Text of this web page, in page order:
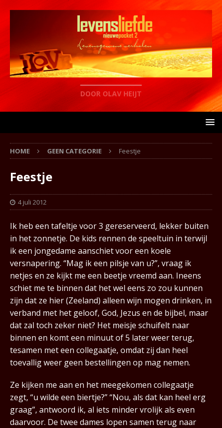
DOOR OLAV HEIJT
HOME GEEN CATEGORIE Feestje
Feestje
4 juli 2012
Ik heb een tafeltje voor 3 gereserveerd, lekker buiten
in het zonnetje. De kids rennen de speeltuin in terwijl
ik een jongedame aanschiet voor een koele
versnapering. “Mag ik een pilsje van u?”, vraag ik
netjes en ze kijkt me een beetje vreemd aan. Ineens
schiet me te binnen dat het wel eens zo zou kunnen
zijn dat ze hier (Zeeland) alleen wijn mogen drinken, in
verband met het geloof, God, Jezus en de bijbel, maar
dat zal toch zeker niet? Het meisje schuifelt naar
binnen en komt een minuut of 5 later weer terug,
tesamen met een collegaatje, omdat zij dan heel
toevallig weer geen bestellingen op mag nemen.
Ze kijken me aan en het meegekomen collegaatje
zegt, “u wilde een biertje?” “Nou, als dat kan heel erg
graag”, antwoord ik, al iets minder vrolijk als even
daarvoor. De twee dames lopen samen terug naar